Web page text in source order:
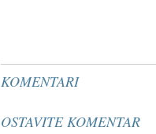
KOMENTARI
OSTAVITE KOMENTAR